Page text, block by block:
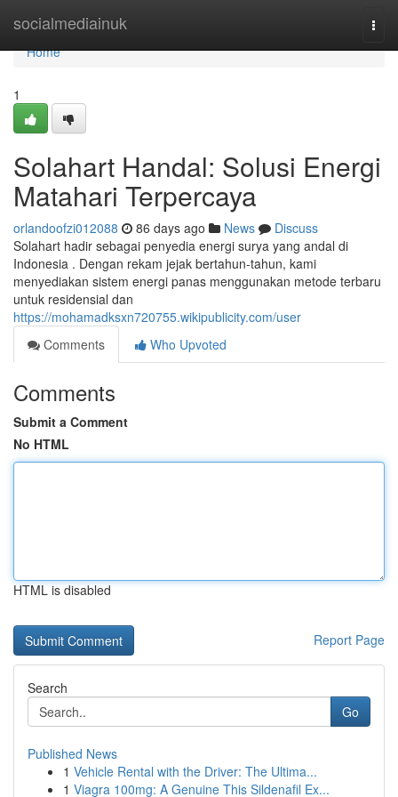
socialmediainuk
Home
Home
1
Solahart Handal: Solusi Energi
Matahari Terpercaya
orlandoofzi012088 86 days ago News
Discuss
Solahart hadir sebagai penyedia energi surya yang andal di
Indonesia . Dengan rekam jejak bertahun-tahun, kami
menyediakan sistem energi panas menggunakan metode terbaru
untuk residensial dan
https://mohamadksxn720755.wikipublicity.com/user
Comments
Who Upvoted
Comments
Submit a Comment
No HTML
HTML is disabled
Report Page
Search
Go
Published News
1 Vehicle Rental with the Driver: The Ultima...
1 Viagra 100mg: A Genuine This Sildenafil Ex...